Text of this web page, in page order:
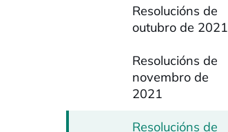
Resolucións de
outubro de 2021
Resolucións de
novembro de
2021
Resolucións de